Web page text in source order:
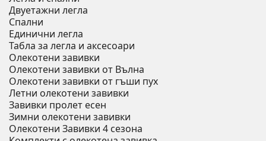
Двуетажни легла
Спални
Единични легла
Табла за легла и аксесоари
Олекотени завивки
Олекотени завивки от Вълна
Олекотени завивки от гъши пух
Летни олекотени завивки
Завивки пролет есен
Зимни олекотени завивки
Олекотени Завивки 4 сезона